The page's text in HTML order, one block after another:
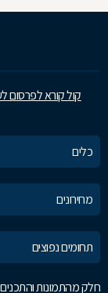
קול קורא לפרסום
כלים
מחירונים
תחומים נפוצים
חלק מהתמונות